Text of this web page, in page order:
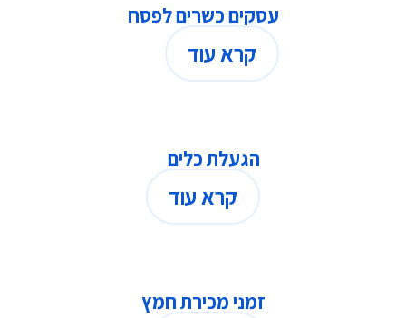
עסקים כשרים לפסח
קרא עוד
הגעלת כלים
קרא עוד
זמני מכירת חמץ